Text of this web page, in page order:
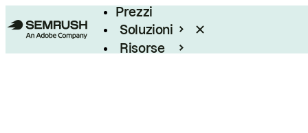
Prezzi
Soluzioni
Risorse